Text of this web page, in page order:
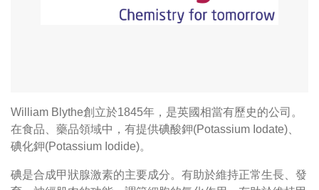
William Blythe創立於1845年，是英國相當有歷史的公司。
在食品、藥品領域中，有提供碘酸鉀(Potassium Iodate)、
碘化鉀(Potassium Iodide)。
碘是合成甲狀腺激素的主要成分。有助於維持正常生長、發